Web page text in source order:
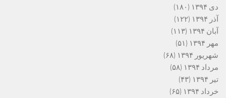
دی ۱۳۹۴
(۱۸۰)
آذر ۱۳۹۴
(۱۲۲)
آبان ۱۳۹۴
(۱۱۳)
مهر ۱۳۹۴
(۵۱)
شهریور ۱۳۹۴
(۶۸)
مرداد ۱۳۹۴
(۵۸)
تیر ۱۳۹۴
(۴۳)
خرداد ۱۳۹۴
(۶۵)